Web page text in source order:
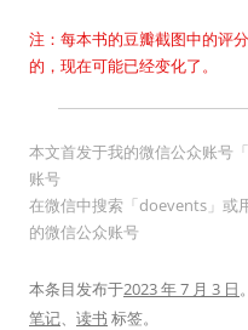
注：每本书的豆瓣截图中的评
的，现在可能已经变化了。
本文首发于我的微信公众账号
账号
在微信中搜索「doevents」或
的微信公众账号
本条目发布于2023 年 7 月 3 日
笔记、 读书 标签。